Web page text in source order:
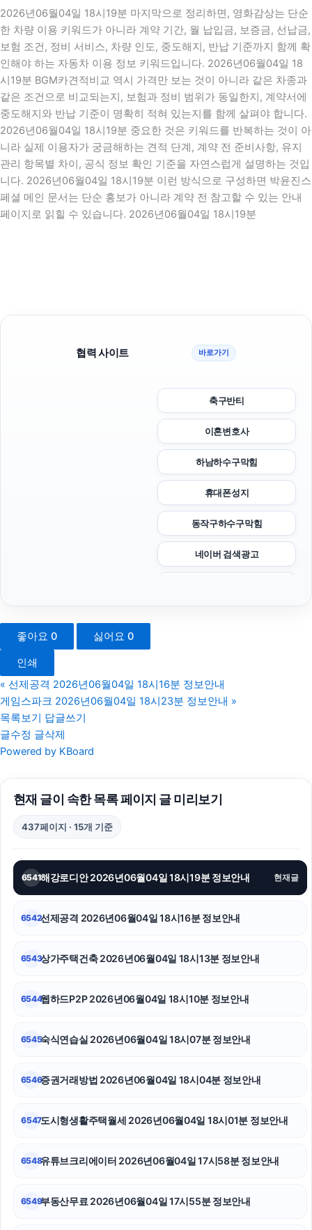
2026년06월04일 18시19분 마지막으로 정리하면, 영화감상는 단순
한 차량 이용 키워드가 아니라 계약 기간, 월 납입금, 보증금, 선납금,
보험 조건, 정비 서비스, 차량 인도, 중도해지, 반납 기준까지 함께 확
인해야 하는 자동차 이용 정보 키워드입니다. 2026년06월04일 18
시19분 BGM카견적비교 역시 가격만 보는 것이 아니라 같은 차종과
같은 조건으로 비교되는지, 보험과 정비 범위가 동일한지, 계약서에
중도해지와 반납 기준이 명확히 적혀 있는지를 함께 살펴야 합니다.
2026년06월04일 18시19분 중요한 것은 키워드를 반복하는 것이 아
니라 실제 이용자가 궁금해하는 견적 단계, 계약 전 준비사항, 유지
관리 항목별 차이, 공식 정보 확인 기준을 자연스럽게 설명하는 것입
니다. 2026년06월04일 18시19분 이런 방식으로 구성하면 박윤진스
페셜 메인 문서는 단순 홍보가 아니라 계약 전 참고할 수 있는 안내
페이지로 읽힐 수 있습니다. 2026년06월04일 18시19분
협력 사이트 바로가기
축구반티
이혼변호사
하남하수구막힘
휴대폰성지
동작구하수구막힘
네이버 검색광고
강남하수구막힘
안산피부과
폰테크
불륜증거
이혼전문변호사
구리하수구막힘
광교피부과
좋아요 0 싫어요 0
인쇄
« 선제공격 2026년06월04일 18시16분 정보안내
게임스파크 2026년06월04일 18시23분 정보안내 »
목록보기 답글쓰기
글수정 글삭제
Powered by KBoard
현재 글이 속한 목록 페이지 글 미리보기
437페이지 · 15개 기준
6541해강로디안 2026년06월04일 18시19분 정보안내 현재글
6542선제공격 2026년06월04일 18시16분 정보안내
6543상가주택건축 2026년06월04일 18시13분 정보안내
6544웹하드P2P 2026년06월04일 18시10분 정보안내
6545숙식연습실 2026년06월04일 18시07분 정보안내
6546증권거래방법 2026년06월04일 18시04분 정보안내
6547도시형생활주택월세 2026년06월04일 18시01분 정보안내
6548유튜브크리에이터 2026년06월04일 17시58분 정보안내
6549부동산무료 2026년06월04일 17시55분 정보안내